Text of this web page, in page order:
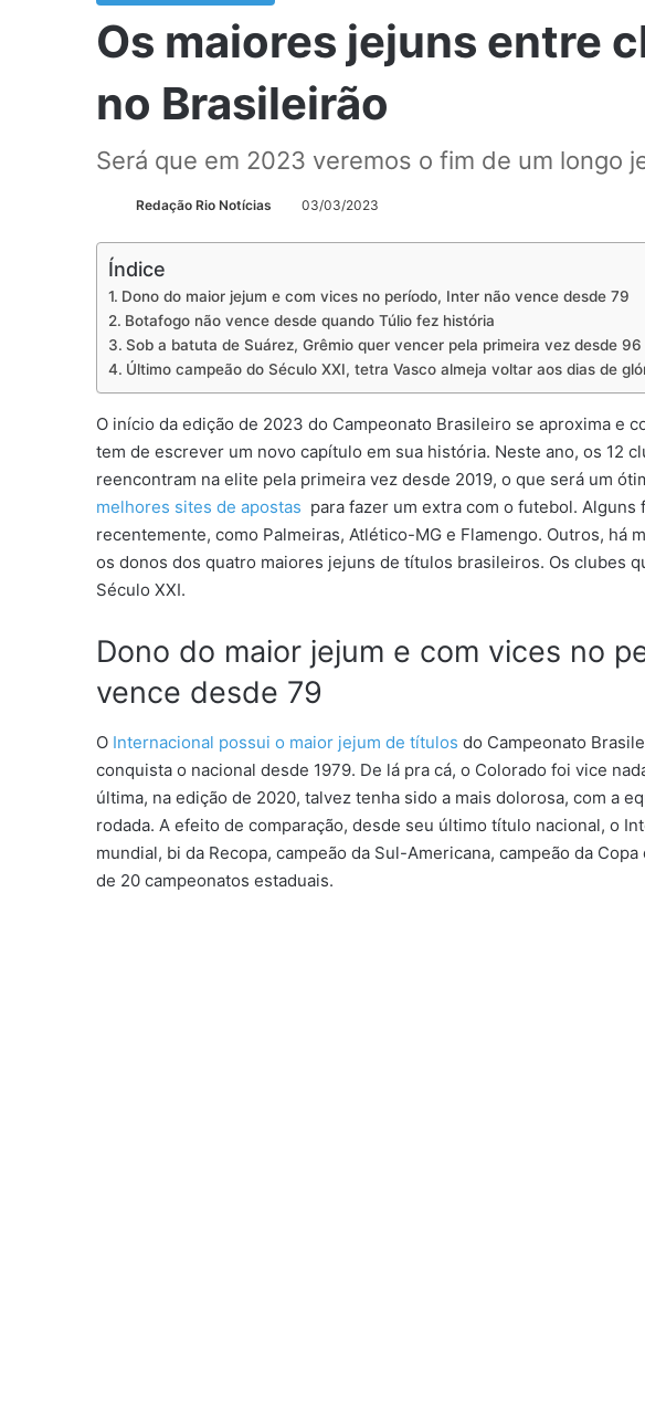
Os maiores jejuns entre
no Brasileirão
Será que em 2023 veremos o fim de um longo
Redação Rio Notícias 03/03/2023
Índice
Dono do maior jejum e com vices no período, Inter não vence desde 79
Botafogo não vence desde quando Túlio fez história
Sob a batuta de Suárez, Grêmio quer vencer pela primeira vez desde 96
Último campeão do Século XXI, tetra Vasco almeja voltar aos dias de
O início da edição de 2023 do Campeonato Brasileiro se aproxima e
tem de escrever um novo capítulo em sua história. Neste ano, os 12
reencontram na elite pela primeira vez desde 2019, o que será um
melhores sites de apostas para fazer um extra com o futebol.
recentemente, como Palmeiras, Atlético-MG e Flamengo. Outros, há
os donos dos quatro maiores jejuns de títulos brasileiros. Os clubes
Século XXI.
Dono do maior jejum e com vices no
vence desde 79
O Internacional possui o maior jejum de títulos do Campeonato
conquista o nacional desde 1979. De lá pra cá, o Colorado foi vice
última, na edição de 2020, talvez tenha sido a mais dolorosa, com a
rodada. A efeito de comparação, desde seu último título nacional, o
mundial, bi da Recopa, campeão da Sul-Americana, campeão da
de 20 campeonatos estaduais.